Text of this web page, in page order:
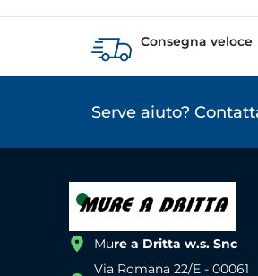
Consegna veloce
Serve aiuto?
Mure a Dritta w.s. Snc
Via Romana 22/E - 00061